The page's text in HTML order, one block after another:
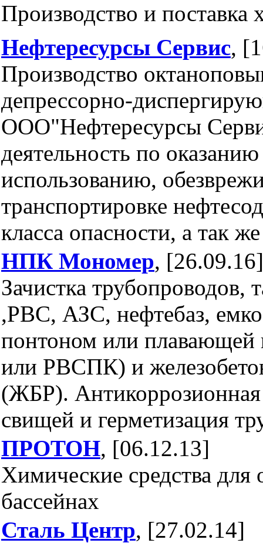
Производство и поставка
Нефтересурсы Сервис,
Производство
депрессорно-
ООО"Нефтересурсы
деятельность по
использованию,
транспортировке
класса опасности, а так
НПК Мономер, [26.09.16]
Зачистка трубопроводов,
,РВС, АЗС, нефтебаз,
понтоном или
или РВСПК) и
(ЖБР).
свищей и герметизация
ПРОТОН, [06.12.13]
Химические средства для
бассейнах
Сталь Центр, [27.02.14]